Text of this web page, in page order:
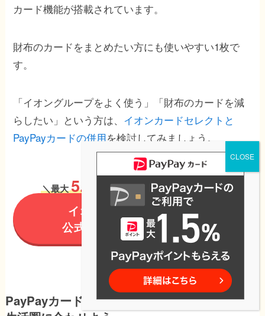
カード機能が搭載されています。
財布のカードをまとめたい方にも使いやすい1枚で
す。
「イオングループをよく使う」「財布のカードを減
らしたい」という方は、 イオンカードセレクトと
PayPayカードの併用を検討してみましょう。
Web限定！
＼最大5,000WAON POINT進呈／
イオンカードセレクト
公式サイトで詳細を見る
PayPayカードは2枚目も発行可能！使い分けは